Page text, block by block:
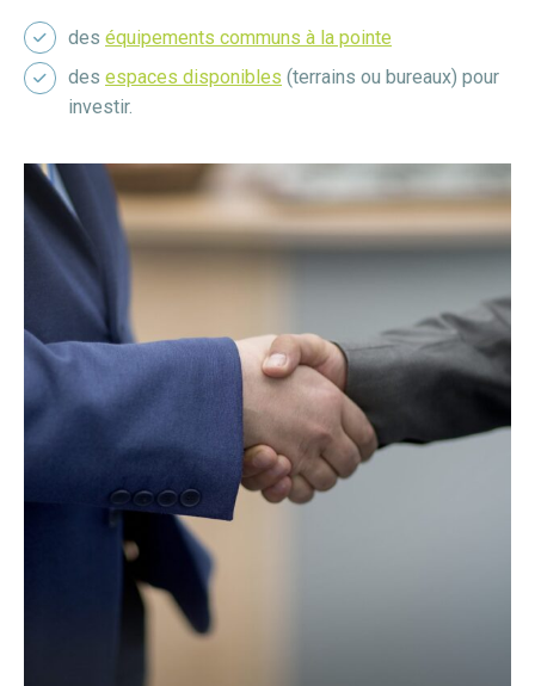
des équipements communs à la pointe
des espaces disponibles (terrains ou bureaux) pour
investir.